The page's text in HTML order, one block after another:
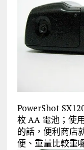
PowerShot
枚 AA 電池；使
的話，便利商店
便、重量比較重